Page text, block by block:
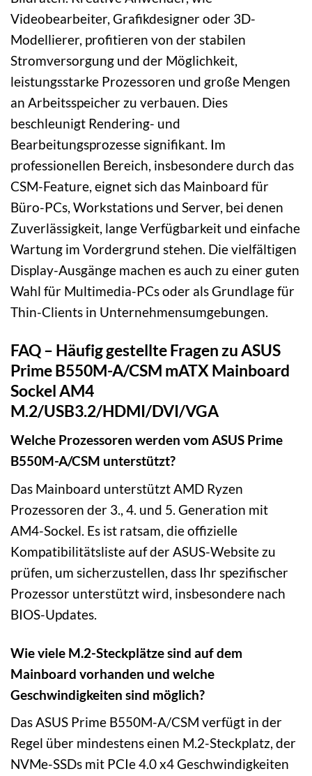
Videobearbeiter, Grafikdesigner oder 3D-
Modellierer, profitieren von der stabilen
Stromversorgung und der Möglichkeit,
leistungsstarke Prozessoren und große Mengen
an Arbeitsspeicher zu verbauen. Dies
beschleunigt Rendering- und
Bearbeitungsprozesse signifikant. Im
professionellen Bereich, insbesondere durch das
CSM-Feature, eignet sich das Mainboard für
Büro-PCs, Workstations und Server, bei denen
Zuverlässigkeit, lange Verfügbarkeit und einfache
Wartung im Vordergrund stehen. Die vielfältigen
Display-Ausgänge machen es auch zu einer guten
Wahl für Multimedia-PCs oder als Grundlage für
Thin-Clients in Unternehmensumgebungen.
FAQ – Häufig gestellte Fragen zu ASUS
Prime B550M-A/CSM mATX Mainboard
Sockel AM4
M.2/USB3.2/HDMI/DVI/VGA
Welche Prozessoren werden vom ASUS Prime
B550M-A/CSM unterstützt?
Das Mainboard unterstützt AMD Ryzen
Prozessoren der 3., 4. und 5. Generation mit
AM4-Sockel. Es ist ratsam, die offizielle
Kompatibilitätsliste auf der ASUS-Website zu
prüfen, um sicherzustellen, dass Ihr spezifischer
Prozessor unterstützt wird, insbesondere nach
BIOS-Updates.
Wie viele M.2-Steckplätze sind auf dem
Mainboard vorhanden und welche
Geschwindigkeiten sind möglich?
Das ASUS Prime B550M-A/CSM verfügt in der
Regel über mindestens einen M.2-Steckplatz, der
NVMe-SSDs mit PCIe 4.0 x4 Geschwindigkeiten